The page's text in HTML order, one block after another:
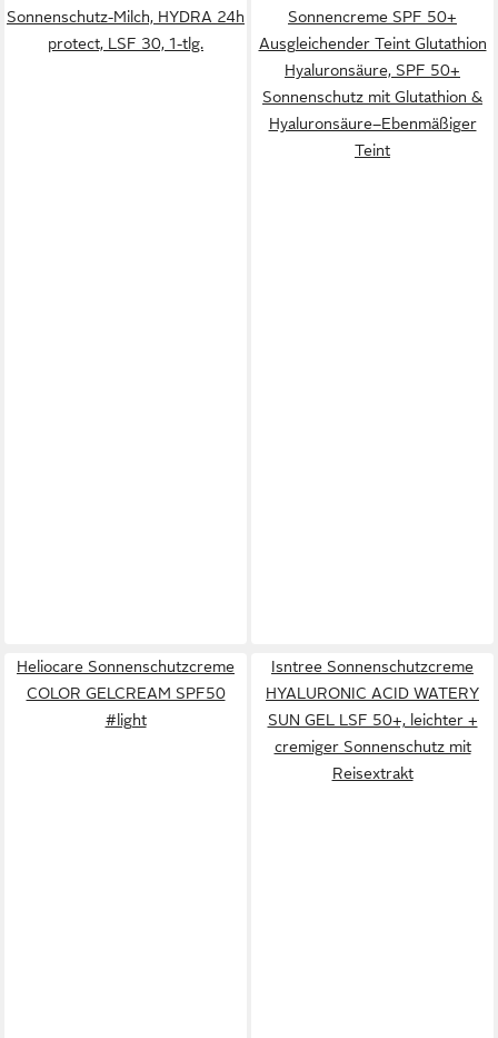
Sonnenschutz-Milch, HYDRA 24h
protect, LSF 30, 1-tlg.
Sonnencreme SPF 50+
Ausgleichender Teint Glutathion
Hyaluronsäure, SPF 50+
Sonnenschutz mit Glutathion &
Hyaluronsäure–Ebenmäßiger
Teint
Heliocare Sonnenschutzcreme
COLOR GELCREAM SPF50
#light
Isntree Sonnenschutzcreme
HYALURONIC ACID WATERY
SUN GEL LSF 50+, leichter +
cremiger Sonnenschutz mit
Reisextrakt